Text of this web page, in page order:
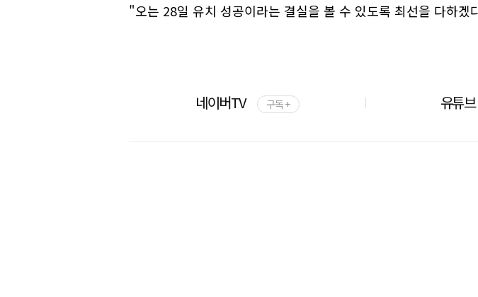
"오는 28일 유치 성공이라는 결실을 볼 수 있도록 최선을 다하겠
네이버TV 구독 + 유튜브